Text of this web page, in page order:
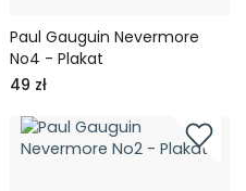
Paul Gauguin Nevermore
No4 - Plakat
49 zł